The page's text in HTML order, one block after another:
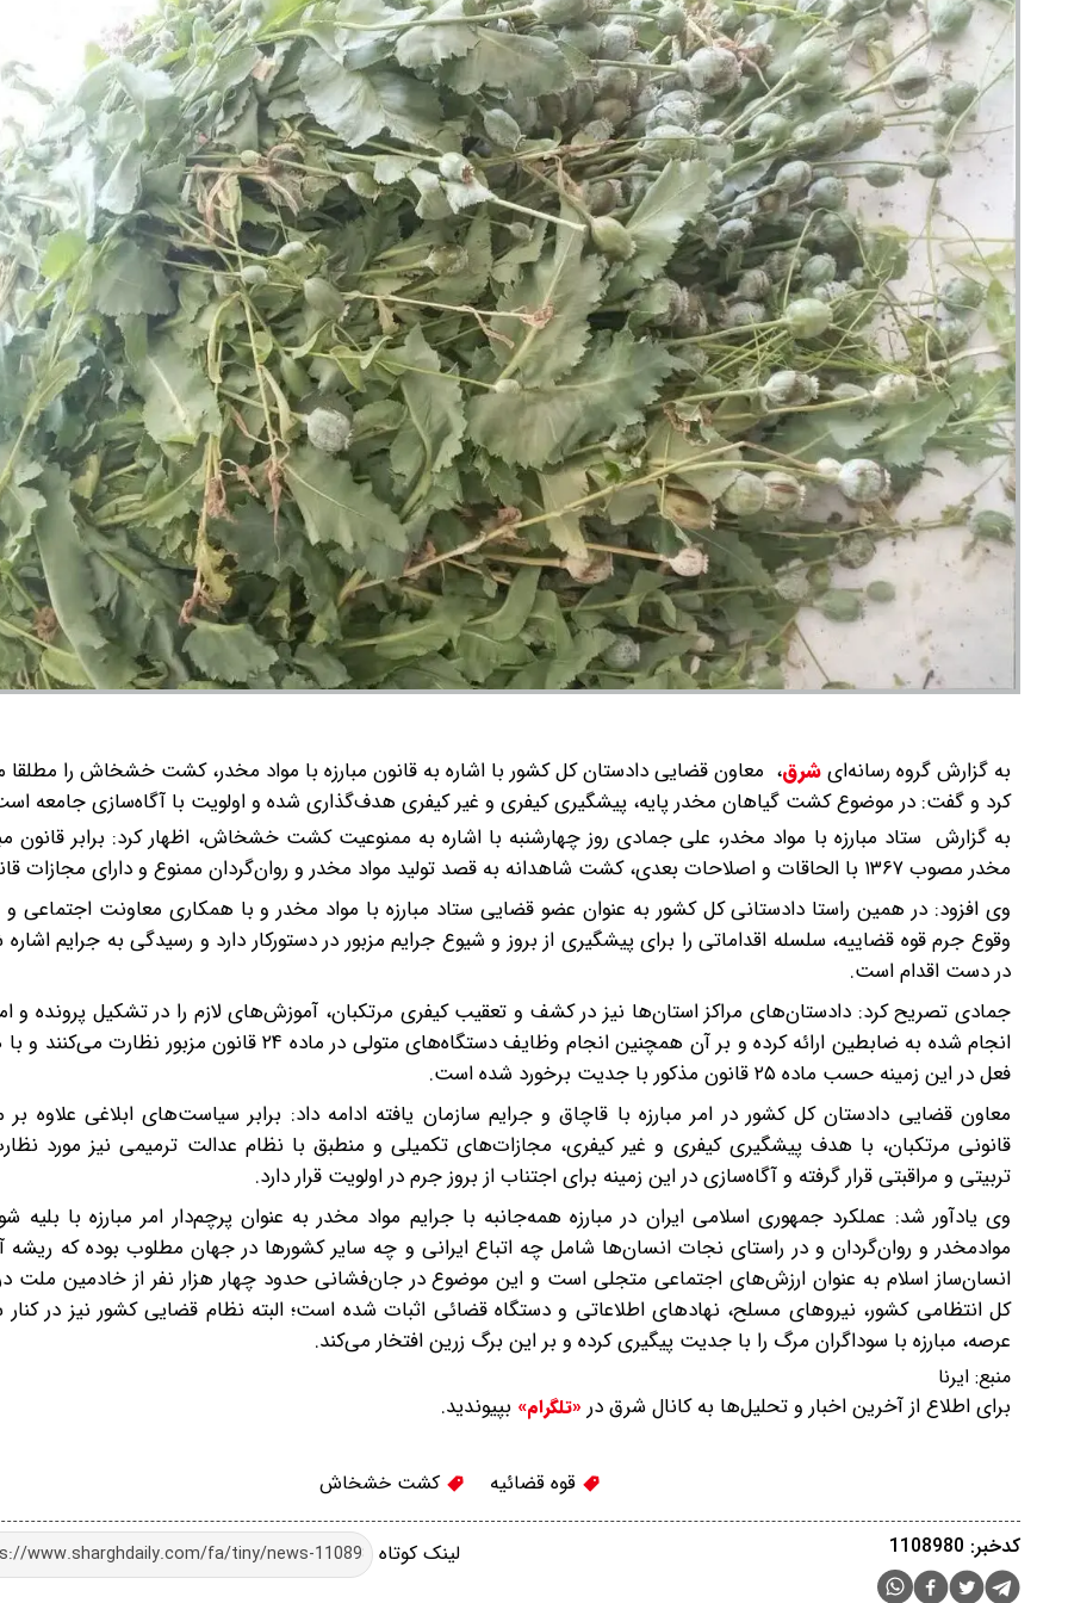
به گزارش گروه رسانه‌ایشرق، معاون قضایی دادستان کل کشور با اشاره به قانون مبارزه با مواد مخدر، کشت خشخاش را مطلقا
کرد و گفت: در موضوع کشت گیاهان مخدر پایه، پیشگیری کیفری و غیر کیفری هدف‌گذاری شده و اولویت با آگاه‌سازی جامعه
به گزارش ستاد مبارزه با مواد مخدر، علی جمادی روز چهارشنبه با اشاره به ممنوعیت کشت خشخاش، اظهار کرد: برابر قانون
مخدر مصوب ۱۳۶۷ با الحاقات و اصلاحات بعدی، کشت شاهدانه به قصد تولید مواد مخدر و روان‌گردان ممنوع و دارای مجازات قانونی است.
وی افزود: در همین راستا دادستانی کل کشور به عنوان عضو قضایی ستاد مبارزه با مواد مخدر و با همکاری معاونت اجتماعی و
وقوع جرم قوه قضاییه، سلسله اقداماتی را برای پیشگیری از بروز و شیوع جرایم مزبور در دستورکار دارد و رسیدگی به جرایم
در دست اقدام است.
جمادی تصریح کرد: دادستان‌های مراکز استان‌ها نیز در کشف و تعقیب کیفری مرتکبان، آموزش‌های لازم را در تشکیل پرونده
انجام شده به ضابطین ارائه کرده و بر آن همچنین انجام وظایف دستگاه‌های متولی در ماده ۲۴ قانون
فعل در این زمینه حسب ماده ۲۵ قانون مذکور با جدیت برخورد شده است.
معاون قضایی دادستان کل کشور در امر مبارزه با قاچاق و جرایم سازمان یافته ادامه داد: برابر سیاست‌های ابلاغی علاوه
قانونی مرتکبان، با هدف پیشگیری کیفری و غیر کیفری، مجازات‌های تکمیلی و منطبق با نظام عدالت ترمیمی نیز مورد
تربیتی و مراقبتی قرار گرفته و آگاه‌سازی در این زمینه برای اجتناب از بروز جرم در اولویت قرار دارد.
وی یادآور شد: عملکرد جمهوری اسلامی ایران در مبارزه همه‌جانبه با جرایم مواد مخدر به عنوان پرچم‌دار امر مبارزه با بلیه
موادمخدر و روان‌گردان و در راستای نجات انسان‌ها شامل چه اتباع ایرانی و چه سایر کشورها در جهان مطلوب بوده که ریشه
انسان‌ساز اسلام به عنوان ارزش‌های اجتماعی متجلی است و این موضوع در جان‌فشانی حدود چهار هزار نفر از خادمین ملت
کل انتظامی کشور، نیروهای مسلح، نهادهای اطلاعاتی و دستگاه قضائی اثبات شده است؛ البته نظام قضایی کشور نیز در کنار
عرصه، مبارزه با سوداگران مرگ را با جدیت پیگیری کرده و بر این برگ زرین افتخار می‌کند.
منبع: ایرنا
برای اطلاع از آخرین اخبار و تحلیل‌ها به کانال شرق در «تلگرام» بپیوندید.
قوه قضائیه کشت خشخاش
لینک کوتاه کدخبر: 1108980